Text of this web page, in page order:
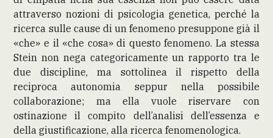
attraverso nozioni di psicologia genetica, perché la
ricerca sulle cause di un fenomeno presuppone già il
«che» e il «che cosa» di questo fenomeno. La stessa
Stein non nega categoricamente un rapporto tra le
due discipline, ma sottolinea il rispetto della
reciproca autonomia seppur nella possibile
collaborazione; ma ella vuole riservare con
ostinazione il compito dell’analisi dell’essenza e
della giustificazione, alla ricerca fenomenologica.